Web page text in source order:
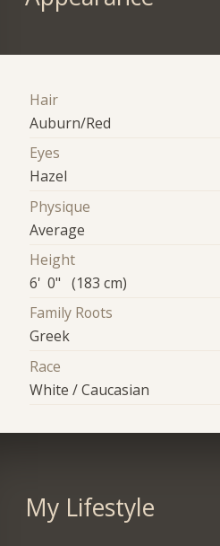
Hair
Auburn/Red
Eyes
Hazel
Physique
Average
Height
6' 0" (183 cm)
Family Roots
Greek
Race
White / Caucasian
My Lifestyle